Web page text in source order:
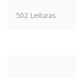
502 Leituras